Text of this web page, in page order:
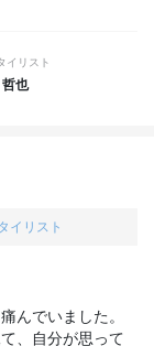
イリスト
也
イリスト
んでいました。
、自分が思って